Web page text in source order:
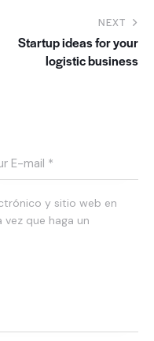
NEXT
Startup ideas for your
logistic business
y sitio web en
que haga un